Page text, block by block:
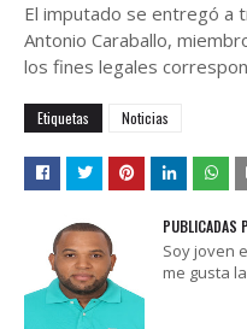
El imputado se entregó a
Antonio Caraballo,
los fines legales
Etiquetas Noticias
PUBLICADAS
Soy joven
me gusta